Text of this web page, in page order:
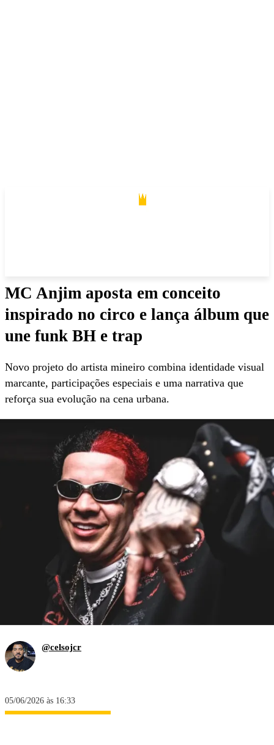
MC Anjim aposta em conceito
inspirado no circo e lança álbum que
une funk BH e trap
Novo projeto do artista mineiro combina identidade visual
marcante, participações especiais e uma narrativa que
reforça sua evolução na cena urbana.
@celsojcr
05/06/2026 às 16:33